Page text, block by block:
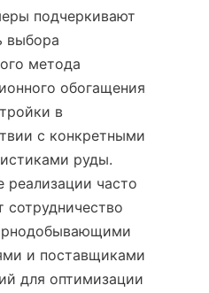
подчеркивают
выбора
метода
обогащения
в
с конкретными
руды.
реализации часто
сотрудничество
и поставщиками
для оптимизации